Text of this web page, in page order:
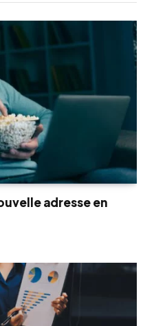
adresse en